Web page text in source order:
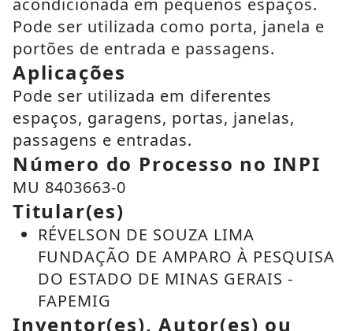
acondicionada em pequenos espaços.
Pode ser utilizada como porta, janela e
portões de entrada e passagens.
Aplicações
Pode ser utilizada em diferentes
espaços, garagens, portas, janelas,
passagens e entradas.
Número do Processo no INPI
MU 8403663-0
Titular(es)
RÉVELSON DE SOUZA LIMA
FUNDAÇÃO DE AMPARO À PESQUISA
DO ESTADO DE MINAS GERAIS -
FAPEMIG
Inventor(es), Autor(es) ou